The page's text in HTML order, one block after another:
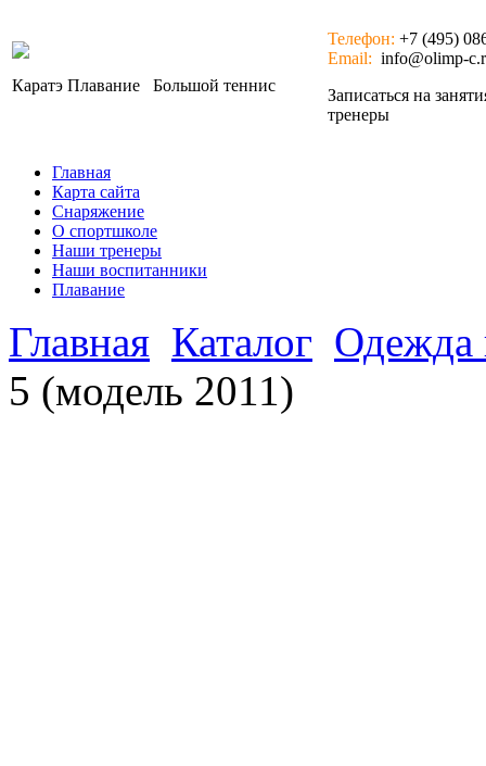
Каратэ Плавание Большой теннис
Телефон: +7 (495)
Email: info@olimp-
Записаться на
тренеры
Главная
Карта сайта
Снаряжение
О спортшколе
Наши тренеры
Наши воспитанники
Плавание
Главная Каталог Одежда
5 (модель 2011)